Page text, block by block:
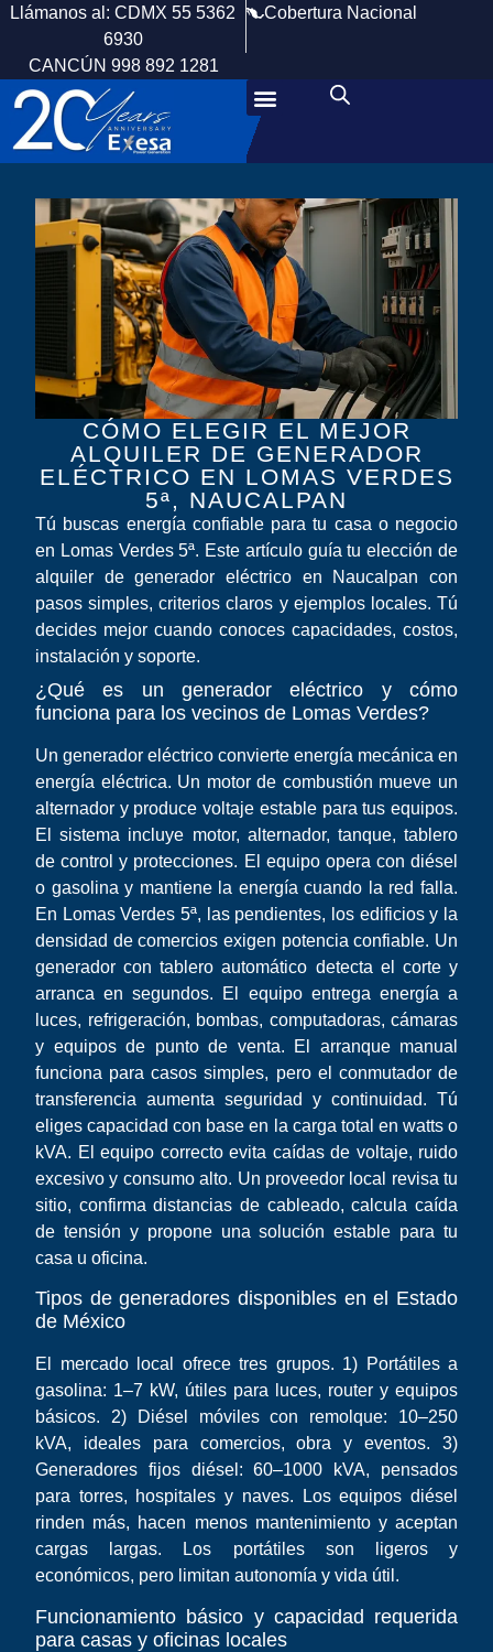
Llámanos al: CDMX 55 5362
6930
CANCÚN 998 892 1281
Cobertura Nacional
CÓMO ELEGIR EL MEJOR
ALQUILER DE GENERADOR
ELÉCTRICO EN LOMAS VERDES
5ª, NAUCALPAN
Tú buscas energía confiable para tu casa o negocio
en Lomas Verdes 5ª. Este artículo guía tu elección de
alquiler de generador eléctrico en Naucalpan con
pasos simples, criterios claros y ejemplos locales. Tú
decides mejor cuando conoces capacidades, costos,
instalación y soporte.
¿Qué es un generador eléctrico y cómo
funciona para los vecinos de Lomas Verdes?
Un generador eléctrico convierte energía mecánica en
energía eléctrica. Un motor de combustión mueve un
alternador y produce voltaje estable para tus equipos.
El sistema incluye motor, alternador, tanque, tablero
de control y protecciones. El equipo opera con diésel
o gasolina y mantiene la energía cuando la red falla.
En Lomas Verdes 5ª, las pendientes, los edificios y la
densidad de comercios exigen potencia confiable. Un
generador con tablero automático detecta el corte y
arranca en segundos. El equipo entrega energía a
luces, refrigeración, bombas, computadoras, cámaras
y equipos de punto de venta. El arranque manual
funciona para casos simples, pero el conmutador de
transferencia aumenta seguridad y continuidad. Tú
eliges capacidad con base en la carga total en watts o
kVA. El equipo correcto evita caídas de voltaje, ruido
excesivo y consumo alto. Un proveedor local revisa tu
sitio, confirma distancias de cableado, calcula caída
de tensión y propone una solución estable para tu
casa u oficina.
Tipos de generadores disponibles en el Estado
de México
El mercado local ofrece tres grupos. 1) Portátiles a
gasolina: 1–7 kW, útiles para luces, router y equipos
básicos. 2) Diésel móviles con remolque: 10–250
kVA, ideales para comercios, obra y eventos. 3)
Generadores fijos diésel: 60–1000 kVA, pensados
para torres, hospitales y naves. Los equipos diésel
rinden más, hacen menos mantenimiento y aceptan
cargas largas. Los portátiles son ligeros y
económicos, pero limitan autonomía y vida útil.
Funcionamiento básico y capacidad requerida
para casas y oficinas locales